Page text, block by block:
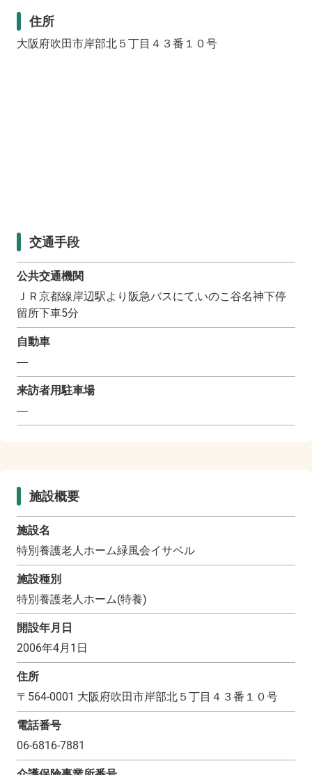
住所
大阪府吹田市岸部北５丁目４３番１０号
交通手段
公共交通機関
ＪＲ京都線岸辺駅より阪急バスにて,いのこ谷名神下停
留所下車5分
自動車
―
来訪者用駐車場
―
施設概要
施設名
特別養護老人ホーム緑風会イサベル
施設種別
特別養護老人ホーム(特養)
開設年月日
2006年4月1日
住所
〒 564-0001 大阪府吹田市岸部北５丁目４３番１０号
電話番号
06-6816-7881